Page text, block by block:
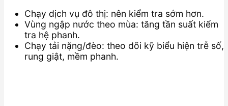
Chạy dịch vụ đô thị: nên kiểm tra sớm hơn.
Vùng ngập nước theo mùa: tăng tần suất kiểm
tra hệ phanh.
Chạy tải nặng/đèo: theo dõi kỹ biểu hiện trễ số,
rung giật, mềm phanh.